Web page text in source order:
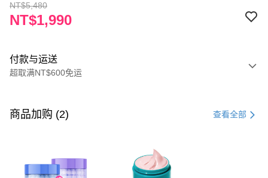
NT$5,480
NT$1,990
付款与运送
超取满NT$600免运
信用卡一次付款
商品加购 (2) 查看全部